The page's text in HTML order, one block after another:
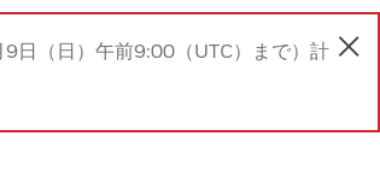
日（日）午前9:00（UTC）まで）計